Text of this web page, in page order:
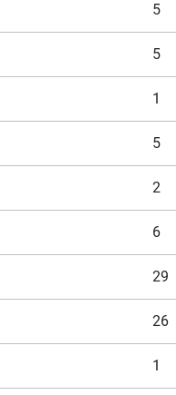
5
5
1
5
2
6
29
26
1